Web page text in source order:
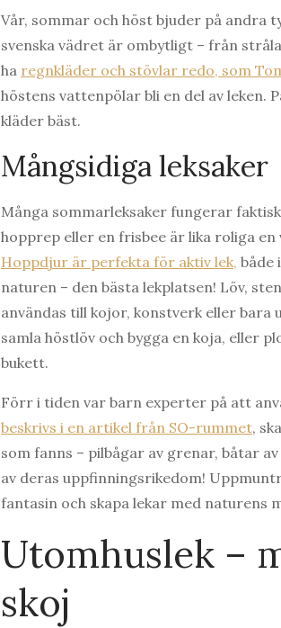
Vår, sommar och höst bjuder på andra
svenska vädret är ombytligt – från
ha regnkläder och stövlar redo, som
höstens vattenpölar bli en del av leken.
kläder bäst.
Mångsidiga leksaker
Många sommarleksaker fungerar
hopprep eller en frisbee är lika roliga en
Hoppdjur är perfekta för aktiv lek, både
naturen – den bästa lekplatsen! Löv,
användas till kojor, konstverk eller bara
samla höstlöv och bygga en koja, eller
bukett.
Förr i tiden var barn experter på att
beskrivs i en artikel från SO-rummet,
som fanns – pilbågar av grenar, båtar
av deras uppfinningsrikedom!
fantasin och skapa lekar med naturens
Utomhuslek –
skoj